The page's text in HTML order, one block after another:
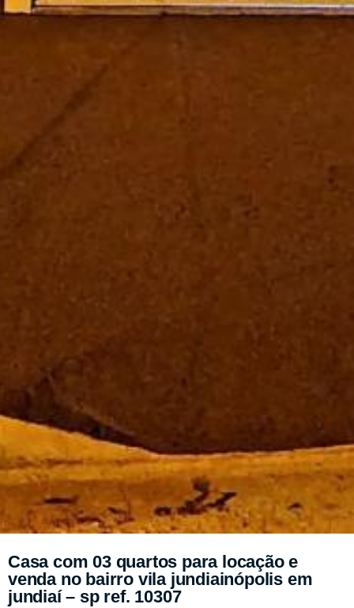
Casa com 03 quartos para locação e
venda no bairro vila jundiainópolis em
jundiaí – sp ref. 10307